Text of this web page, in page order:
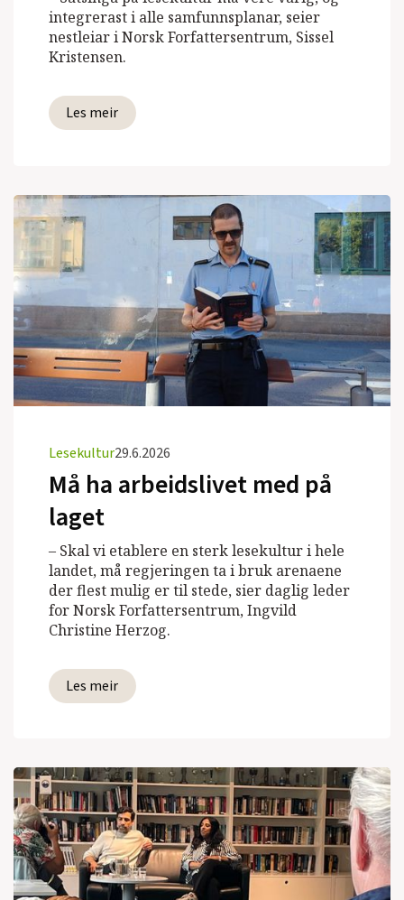
integrerast i alle samfunnsplanar, seier
nestleiar i Norsk Forfattersentrum, Sissel
Kristensen.
Les meir
Lesekultur29.6.2026
Må ha arbeidslivet med på
laget
– Skal vi etablere en sterk lesekultur i hele
landet, må regjeringen ta i bruk arenaene
der flest mulig er til stede, sier daglig leder
for Norsk Forfattersentrum, Ingvild
Christine Herzog.
Les meir